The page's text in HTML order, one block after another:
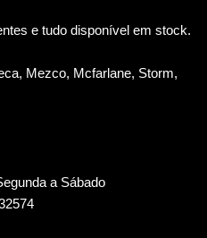
e tudo disponível em stock.
Mezco, Mcfarlane, Storm,
a Sábado